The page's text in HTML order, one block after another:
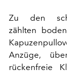
Zu den
zählten
Anzüge,
rückenfreie